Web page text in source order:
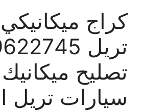
كراج
تريل
تصليح ميكانيك
سيارات تريل